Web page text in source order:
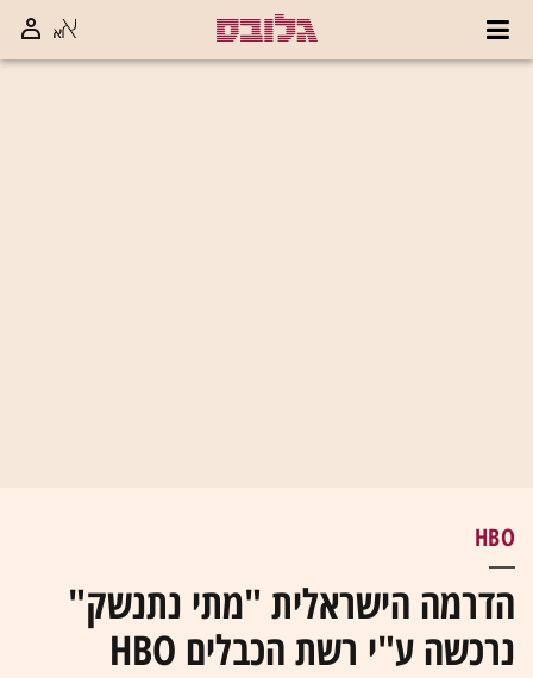
HBO
הדרמה הישראלית "מתי נתנשק"
נרכשה ע"י רשת הכבלים HBO